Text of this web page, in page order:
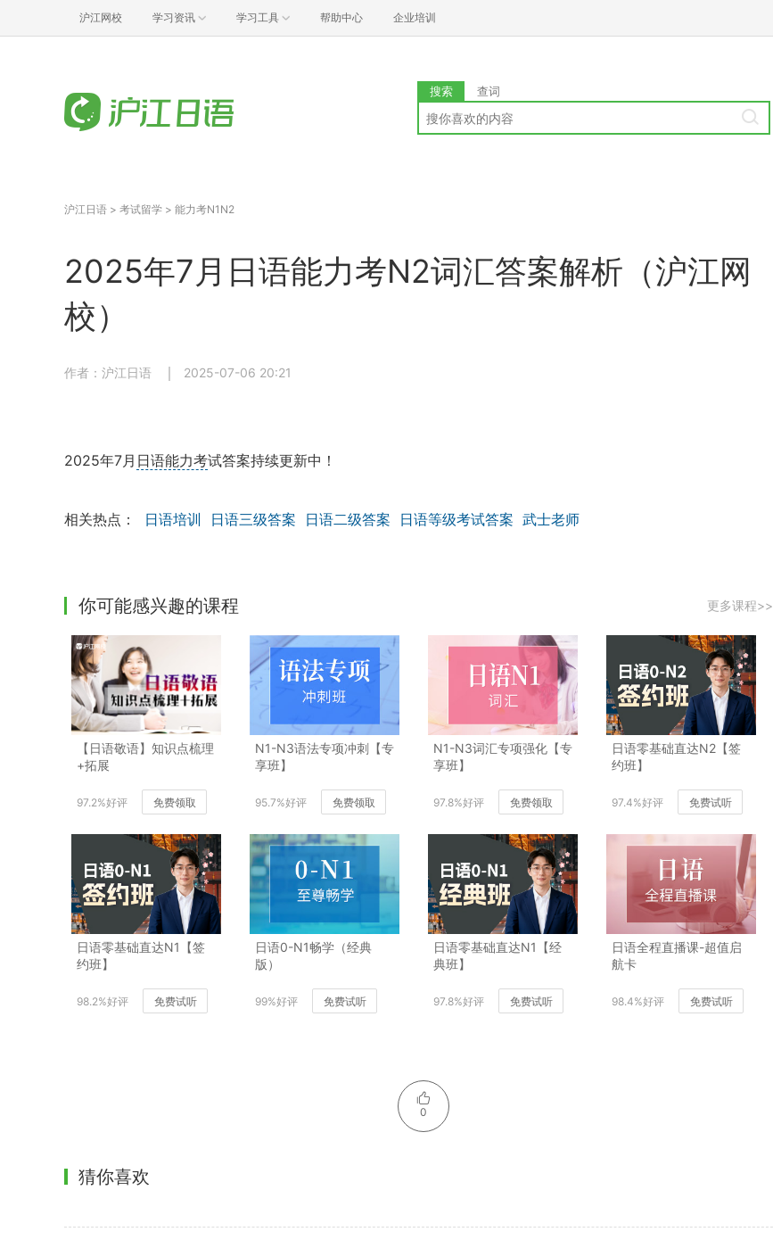
沪江网校 学习资讯 学习工具 帮助中心 企业培训
搜索 查词
沪江日语 > 考试留学 > 能力考N1N2
2025年7月日语能力考N2词汇答案解析（沪江网
校）
作者：沪江日语 2025-07-06 20:21
2025年7月 日语能力考试答案持续更新中！
相关热点： 日语培训 日语三级答案 日语二级答案 日语等级考试答案 武士老师
你可能感兴趣的课程 更多课程>>
【日语敬语】知识点梳理
+拓展
97.2%好评 免费领取
N1-N3语法专项冲刺【专
享班】
95.7%好评 免费领取
N1-N3词汇专项强化【专
享班】
97.8%好评 免费领取
日语零基础直达N2【签
约班】
97.4%好评 免费试听
日语零基础直达N1【签
约班】
98.2%好评 免费试听
日语0-N1畅学（经典
版）
99%好评 免费试听
日语零基础直达N1【经
典班】
97.8%好评 免费试听
日语全程直播课-超值启
航卡
98.4%好评 免费试听
0
猜你喜欢